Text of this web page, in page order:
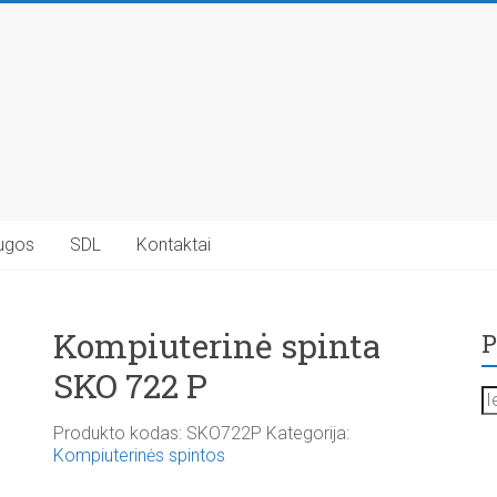
SDL Kontaktai
Kompiuterinė spinta
SKO 722 P
Produkto kodas: SKO722P Kategorija:
Kompiuterinės spintos